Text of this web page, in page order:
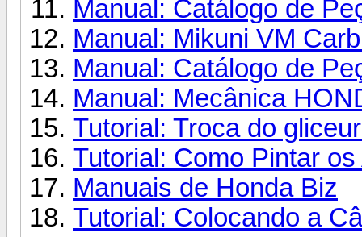
Manual: Catálogo de
Manual: Mikuni VM
Manual: Catálogo de
Manual: Mecânica
Tutorial: Troca do
Tutorial: Como Pintar
Manuais de Honda Biz
Tutorial: Colocando a